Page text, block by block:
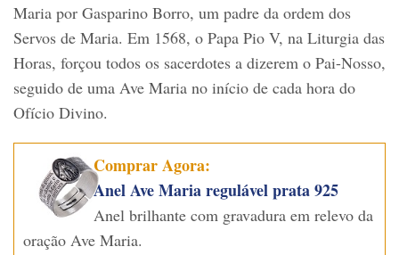
Maria por Gasparino Borro, um padre da ordem dos
Servos de Maria. Em 1568, o Papa Pio V, na Liturgia das
Horas, forçou todos os sacerdotes a dizerem o Pai-Nosso,
seguido de uma Ave Maria no início de cada hora do
Ofício Divino.
Comprar Agora:
Anel Ave Maria regulável prata 925
Anel brilhante com gravadura em relevo da
oração Ave Maria.